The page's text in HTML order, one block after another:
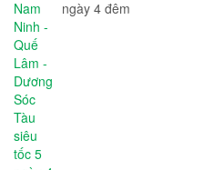
ngày 4 đêm